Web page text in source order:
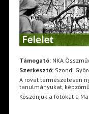
Támogató:NKA
Szerkesztő:Szondi
A rovat természetesen
tanulmányukat,
Köszönjük a fotókat a